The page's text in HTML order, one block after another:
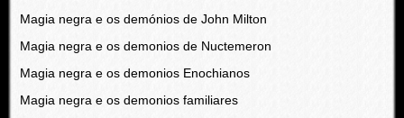
Magia negra e os demónios de John Milton
Magia negra e os demonios de Nuctemeron
Magia negra e os demonios Enochianos
Magia negra e os demonios familiares